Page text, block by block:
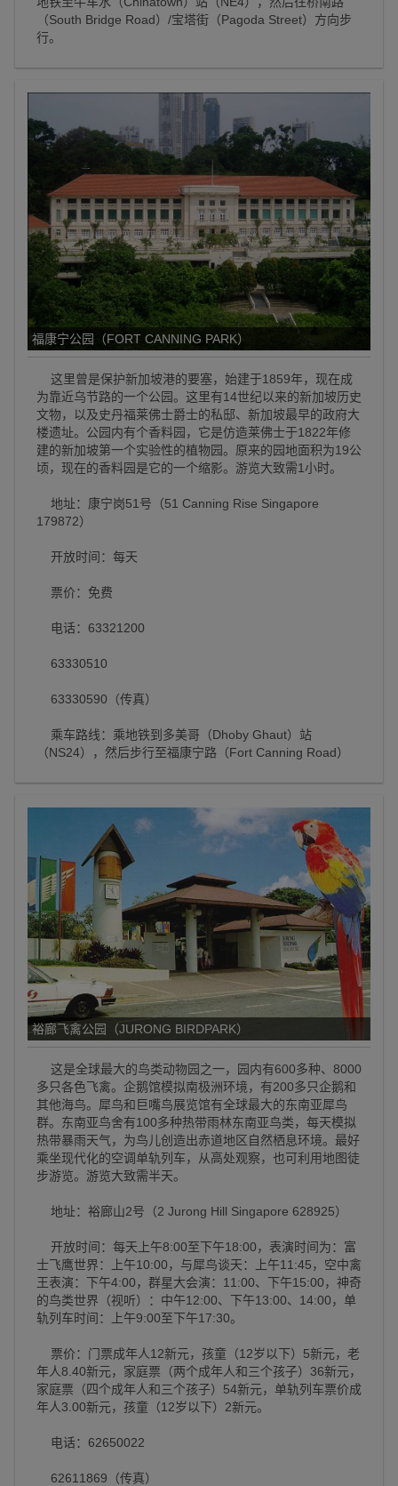
（South Bridge Road）/宝塔街（Pagoda Street）方向步
行。
福康宁公园（FORT CANNING PARK）
这里曾是保护新加坡港的要塞，始建于1859年，现在成
为靠近乌节路的一个公园。这里有14世纪以来的新加坡历史
文物，以及史丹福莱佛士爵士的私邸、新加坡最早的政府大
楼遗址。公园内有个香料园，它是仿造莱佛士于1822年修
建的新加坡第一个实验性的植物园。原来的园地面积为19公
顷，现在的香料园是它的一个缩影。游览大致需1小时。
地址：康宁岗51号（51 Canning Rise Singapore
179872）
开放时间：每天
票价：免费
电话：63321200
63330510
63330590（传真）
乘车路线：乘地铁到多美哥（Dhoby Ghaut）站
（NS24），然后步行至福康宁路（Fort Canning Road）
裕廊飞禽公园（JURONG BIRDPARK）
这是全球最大的鸟类动物园之一，园内有600多种、8000
多只各色飞禽。企鹅馆模拟南极洲环境，有200多只企鹅和
其他海鸟。犀鸟和巨嘴鸟展览馆有全球最大的东南亚犀鸟
群。东南亚鸟舍有100多种热带雨林东南亚鸟类，每天模拟
热带暴雨天气，为鸟儿创造出赤道地区自然栖息环境。最好
乘坐现代化的空调单轨列车，从高处观察，也可利用地图徒
步游览。游览大致需半天。
地址：裕廊山2号（2 Jurong Hill Singapore 628925）
开放时间：每天上午8:00至下午18:00，表演时间为：富
士飞鹰世界：上午10:00，与犀鸟谈天：上午11:45，空中禽
王表演：下午4:00，群星大会演：11:00、下午15:00，神奇
的鸟类世界（视听）：中午12:00、下午13:00、14:00，单
轨列车时间：上午9:00至下午17:30。
票价：门票成年人12新元，孩童（12岁以下）5新元，老
年人8.40新元，家庭票（两个成年人和三个孩子）36新元，
家庭票（四个成年人和三个孩子）54新元，单轨列车票价成
年人3.00新元，孩童（12岁以下）2新元。
电话：62650022
62611869（传真）